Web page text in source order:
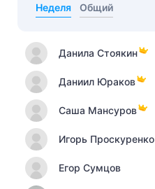
Неделя Общий
Данила Стоякин
Даниил Юраков
Саша Мансуров
Игорь Проскуренко
Егор Сумцов